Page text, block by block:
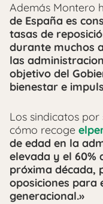
Además Montero
de España es
tasas de
durante muchos
las
objetivo del
bienestar e
Los sindicatos
cómo recoge
de edad en la
elevada y el 60%
próxima década,
oposiciones para
generacional.»